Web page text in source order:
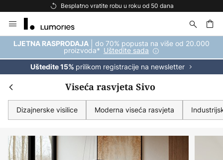
Besplatna dostava za kupnju iznad 69 €
to
Content
LJETNA RASPRODAJA | do 70% popusta na više od 20.000
proizvoda* Uštedite sada
Uštedite 15% prilikom registracije na newsletter
Viseća rasvjeta Sivo
Dizajnerske visilice Moderna viseća rasvjeta